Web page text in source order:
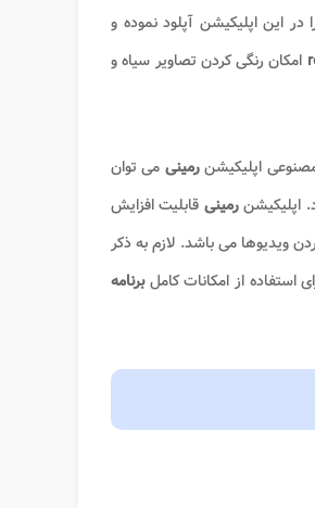
در این اپلیکیشن آپلود نموده و
امکان رنگی کردن تصاویر سیاه و
اپلیکیشنرمینی می توان
اپلیکیشنرمینی قابلیت افزایش
ویدیوها می باشد. لازم به ذکر
برنامه